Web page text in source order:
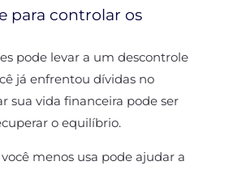
para controlar os
pode levar a um descontrole
já enfrentou dívidas no
sua vida financeira pode ser
o equilíbrio.
menos usa pode ajudar a